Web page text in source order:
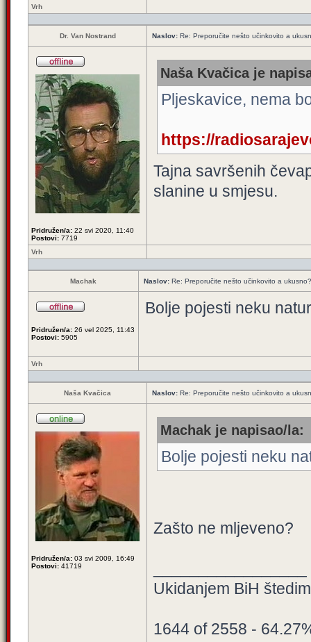
Vrh
Dr. Van Nostrand Naslov: Re: Preporučite nešto učinkovito a
Pridružen/a: 22 svi 2020, 11:40
Postovi: 7719
Naša Kvačica je
Pljeskavice, nema
https://
Tajna savršenih
slanine u smjesu.
Vrh
Machak Naslov: Re: Preporučite nešto učinkovito a ukusno?
Pridružen/a: 26 vel 2025, 11:43
Postovi: 5905
Bolje pojesti neku
Vrh
Naša Kvačica Naslov: Re: Preporučite nešto učinkovito a
Pridružen/a: 03 svi 2009, 16:49
Postovi: 41719
Machak je napisao/la:
Bolje pojesti neku
Zašto ne mljeveno?
Ukidanjem BiH
1644 of 2558 -